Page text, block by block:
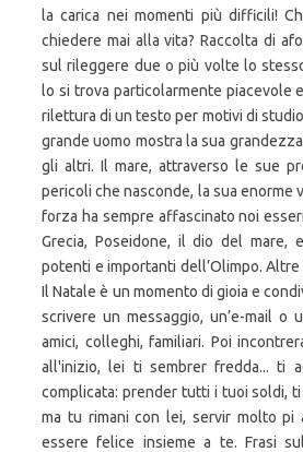
la carica nei momenti più difficili!
chiedere mai alla vita? Raccolta di
sul rileggere due o più volte lo
lo si trova particolarmente piacevole
rilettura di un testo per motivi di
grande uomo mostra la sua
gli altri. Il mare, attraverso le sue
pericoli che nasconde, la sua enorme
forza ha sempre affascinato noi
Grecia, Poseidone, il dio del mare,
potenti e importanti dell’Olimpo. Altre
Il Natale è un momento di gioia e
scrivere un messaggio, un’e-mail o
amici, colleghi, familiari. Poi
all'inizio, lei ti sembrer fredda... ti
complicata: prender tutti i tuoi soldi,
ma tu rimani con lei, servir molto pi
essere felice insieme a te. Frasi